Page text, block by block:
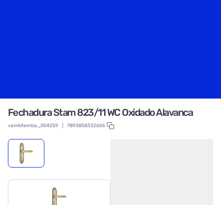
Fechadura Stam 823/11 WC Oxidado Alavanca
vemkitemba_004259 7893858332606